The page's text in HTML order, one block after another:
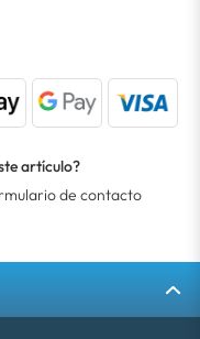
artículo?
de contacto